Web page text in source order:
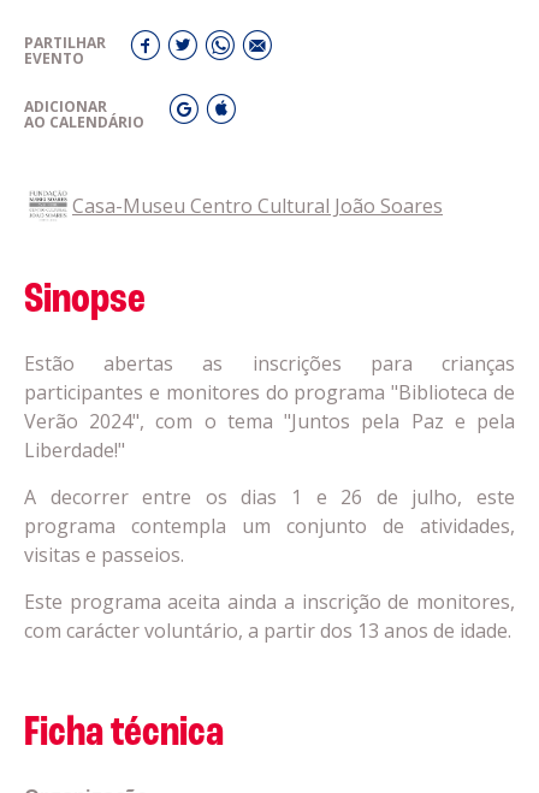
PARTILHAR
EVENTO
ADICIONAR
AO CALENDÁRIO
Casa-Museu Centro Cultural João Soares
Sinopse
Estão abertas as inscrições para crianças
participantes e monitores do programa "Biblioteca de
Verão 2024", com o tema "Juntos pela Paz e pela
Liberdade!"
A decorrer entre os dias 1 e 26 de julho, este
programa contempla um conjunto de atividades,
visitas e passeios.
Este programa aceita ainda a inscrição de monitores,
com carácter voluntário, a partir dos 13 anos de idade.
Ficha técnica